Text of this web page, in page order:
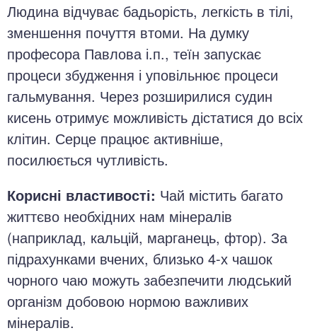
Людина відчуває бадьорість, легкість в тілі,
зменшення почуття втоми. На думку
професора Павлова і.п., теїн запускає
процеси збудження і уповільнює процеси
гальмування. Через розширилися судин
кисень отримує можливість дістатися до всіх
клітин. Серце працює активніше,
посилюється чутливість.
Корисні властивості: Чай містить багато
життєво необхідних нам мінералів
(наприклад, кальцій, марганець, фтор). За
підрахунками вчених, близько 4-х чашок
чорного чаю можуть забезпечити людський
організм добовою нормою важливих
мінералів.